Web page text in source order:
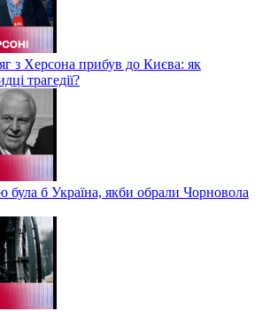
з Херсона прибув до Києва: як
трагедії?
б Україна, якби обрали Чорновола